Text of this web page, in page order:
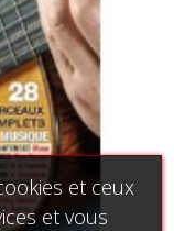
et ceux
et vous